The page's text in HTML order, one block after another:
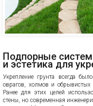
Подпорные
и эстетика для
Укрепление грунта всегда
оврагов, холмов и обрывистых
Ранее для этих целей
стены, но современная